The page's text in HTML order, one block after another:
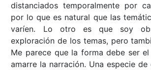
distanciados temporalmente por
por lo que es natural que las
varíen. Lo otro es que soy
exploración de los temas, pero
Me parece que la forma debe ser
amarre la narración. Una especie